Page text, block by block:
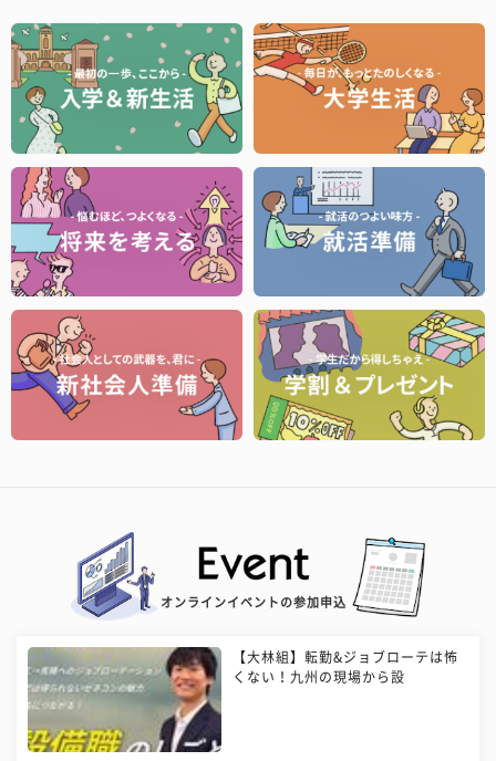
オンラインイベントの参加申込
【大林組】転勤&ジョブローテは怖
くない！九州の現場から設